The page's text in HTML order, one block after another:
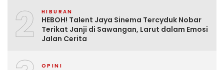
2 HIBURAN
HEBOH! Talent Jaya Sinema Tercyduk Nobar
Terikat Janji di Sawangan, Larut dalam Emosi
Jalan Cerita
OPINI